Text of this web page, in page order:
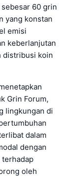
60 grin
yang konstan
emisi
keberlanjutan
distribusi koin
Grin Forum,
lingkungan di
dalam
dengan
oleh